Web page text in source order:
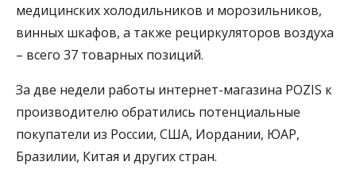
медицинских холодильников и морозильников,
винных шкафов, а также рециркуляторов воздуха
– всего 37 товарных позиций.
За две недели работы интернет-магазина POZIS к
производителю обратились потенциальные
покупатели из России, США, Иордании, ЮАР,
Бразилии, Китая и других стран.